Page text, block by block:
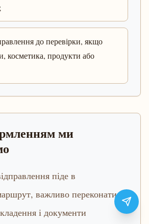
до перевірки, якщо
косметика, продукти або
ми
піде в
важливо переконатися,
і документи